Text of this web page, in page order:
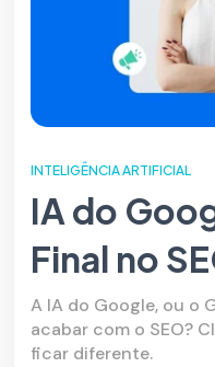
INTELIGÊNCIA ARTIFICIAL
IA do
Final no
A IA do Google, ou o
acabar com o SEO?
ficar diferente.